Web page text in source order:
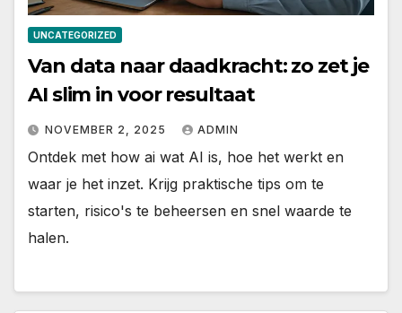
UNCATEGORIZED
Van data naar daadkracht: zo zet je
AI slim in voor resultaat
NOVEMBER 2, 2025 ADMIN
Ontdek met how ai wat AI is, hoe het werkt en
waar je het inzet. Krijg praktische tips om te
starten, risico's te beheersen en snel waarde te
halen.